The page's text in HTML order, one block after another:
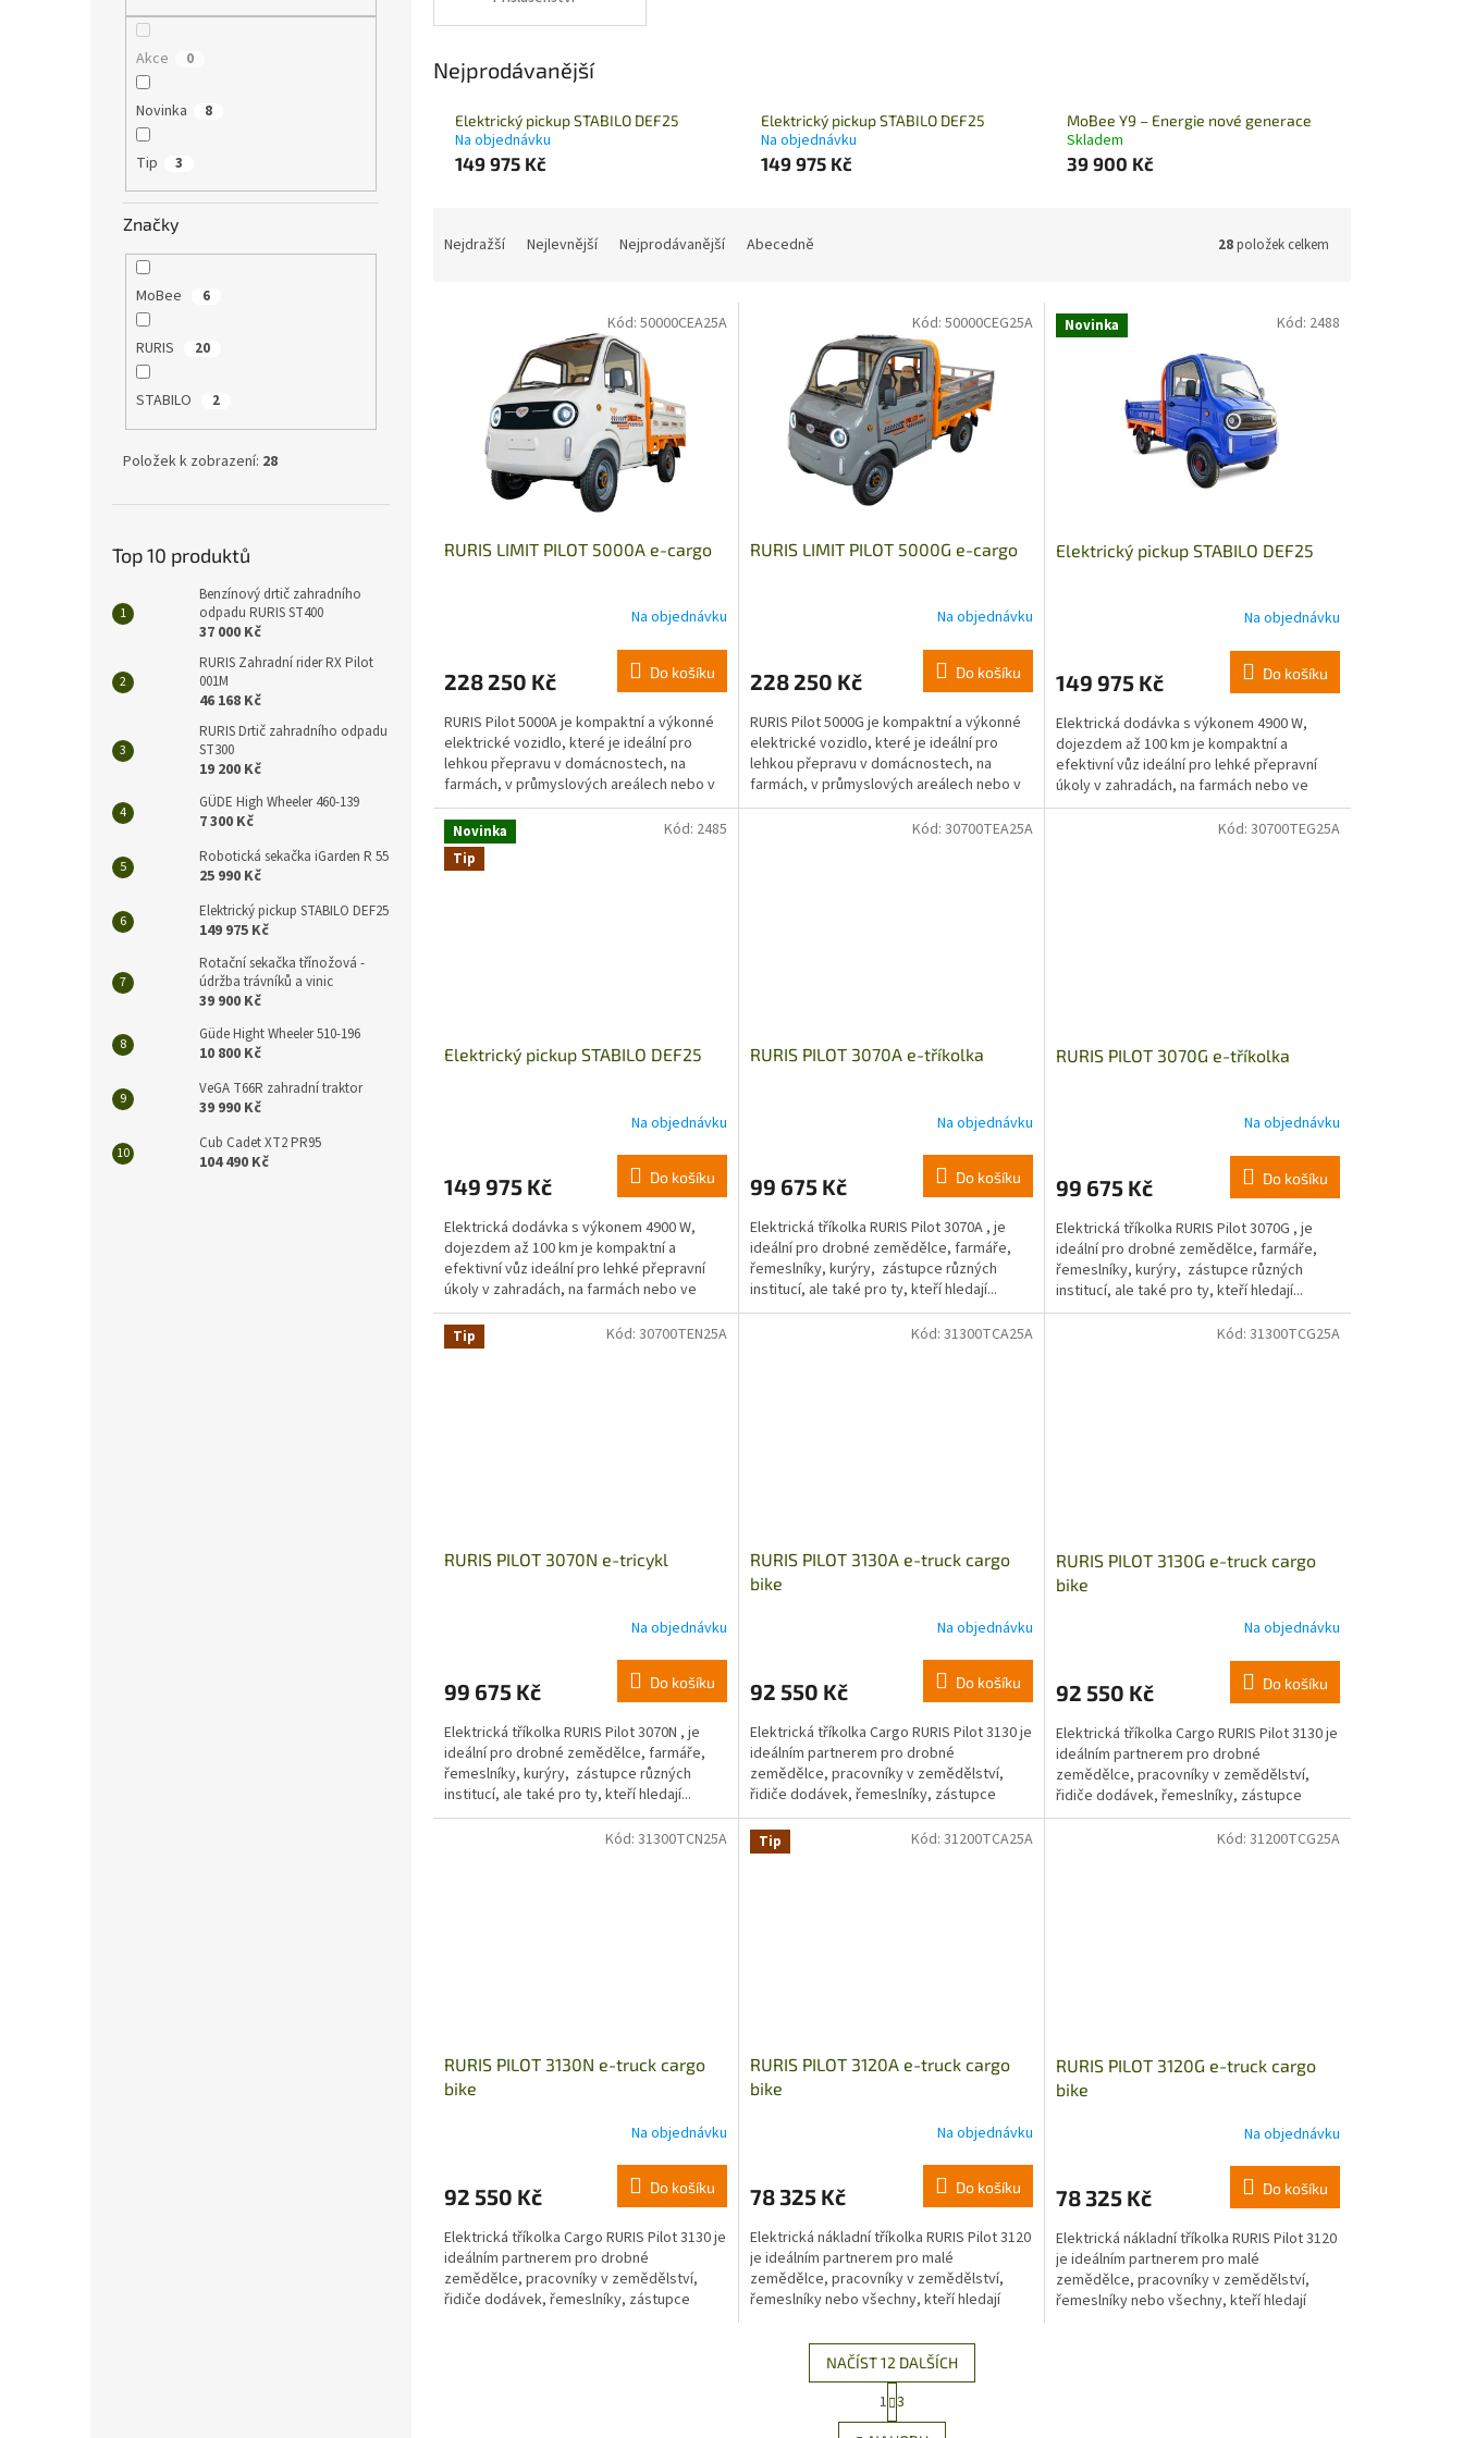
Akce 0
Novinka 8
Tip 3
Značky
MoBee 6
RURIS 20
STABILO 2
Položek k zobrazení: 28
Top 10 produktů
Benzínový drtič zahradního
odpadu RURIS ST400
37 000 Kč
RURIS Zahradní rider RX Pilot
001M
46 168 Kč
RURIS Drtič zahradního odpadu
ST300
19 200 Kč
GÜDE High Wheeler 460-139
7 300 Kč
Robotická sekačka iGarden R 55
25 990 Kč
Elektrický pickup STABILO DEF25
149 975 Kč
Rotační sekačka třínožová -
údržba trávníků a vinic
39 900 Kč
Güde Hight Wheeler 510-196
10 800 Kč
VeGA T66R zahradní traktor
39 990 Kč
Cub Cadet XT2 PR95
104 490 Kč
Nejprodávanější
Elektrický pickup STABILO DEF25
Na objednávku
149 975 Kč
Elektrický pickup STABILO DEF25
Na objednávku
149 975 Kč
MoBee Y9 – Energie nové generace
Skladem
39 900 Kč
Nejdražší Nejlevnější Nejprodávanější Abecedně 28položek celkem
RURIS LIMIT PILOT 5000A e-cargo
Na objednávku
228 250 Kč Do košíku
RURIS Pilot 5000A je kompaktní a výkonné
elektrické vozidlo, které je ideální pro
lehkou přepravu v domácnostech, na
farmách, v průmyslových areálech nebo v
úzkých městských...
Kód: 50000CEA25A
RURIS LIMIT PILOT 5000G e-cargo
Na objednávku
228 250 Kč Do košíku
RURIS Pilot 5000G je kompaktní a výkonné
elektrické vozidlo, které je ideální pro
lehkou přepravu v domácnostech, na
farmách, v průmyslových areálech nebo v
úzkých městských...
Kód: 50000CEG25A Novinka
Elektrický pickup STABILO DEF25
Na objednávku
149 975 Kč Do košíku
Elektrická dodávka s výkonem 4900 W,
dojezdem až 100 km je kompaktní a
efektivní vůz ideální pro lehké přepravní
úkoly v zahradách, na farmách nebo ve
stísněných podmínkách ve...
Kód: 2488
Novinka
Tip
Elektrický pickup STABILO DEF25
Na objednávku
149 975 Kč Do košíku
Elektrická dodávka s výkonem 4900 W,
dojezdem až 100 km je kompaktní a
efektivní vůz ideální pro lehké přepravní
úkoly v zahradách, na farmách nebo ve
stísněných podmínkách ve...
Kód: 2485
RURIS PILOT 3070A e-tříkolka
Na objednávku
99 675 Kč Do košíku
Elektrická tříkolka RURIS Pilot 3070A , je
ideální pro drobné zemědělce, farmáře,
řemeslníky, kurýry, zástupce různých
institucí, ale také pro ty, kteří hledají...
Kód: 30700TEA25A
RURIS PILOT 3070G e-tříkolka
Na objednávku
99 675 Kč Do košíku
Elektrická tříkolka RURIS Pilot 3070G , je
ideální pro drobné zemědělce, farmáře,
řemeslníky, kurýry, zástupce různých
institucí, ale také pro ty, kteří hledají...
Kód: 30700TEG25A
Tip
RURIS PILOT 3070N e-tricykl
Na objednávku
99 675 Kč Do košíku
Elektrická tříkolka RURIS Pilot 3070N , je
ideální pro drobné zemědělce, farmáře,
řemeslníky, kurýry, zástupce různých
institucí, ale také pro ty, kteří hledají...
Kód: 30700TEN25A
RURIS PILOT 3130A e-truck cargo
bike
Na objednávku
92 550 Kč Do košíku
Elektrická tříkolka Cargo RURIS Pilot 3130 je
ideálním partnerem pro drobné
zemědělce, pracovníky v zemědělství,
řidiče dodávek, řemeslníky, zástupce
různých institucí nebo...
Kód: 31300TCA25A
RURIS PILOT 3130G e-truck cargo
bike
Na objednávku
92 550 Kč Do košíku
Elektrická tříkolka Cargo RURIS Pilot 3130 je
ideálním partnerem pro drobné
zemědělce, pracovníky v zemědělství,
řidiče dodávek, řemeslníky, zástupce
různých institucí nebo...
Kód: 31300TCG25A
RURIS PILOT 3130N e-truck cargo
bike
Na objednávku
92 550 Kč Do košíku
Elektrická tříkolka Cargo RURIS Pilot 3130 je
ideálním partnerem pro drobné
zemědělce, pracovníky v zemědělství,
řidiče dodávek, řemeslníky, zástupce
Kód: 31300TCN25A Tip
RURIS PILOT 3120A e-truck cargo
bike
Na objednávku
78 325 Kč Do košíku
Elektrická nákladní tříkolka RURIS Pilot 3120
je ideálním partnerem pro malé
zemědělce, pracovníky v zemědělství,
řemeslníky nebo všechny, kteří hledají
Kód: 31200TCA25A
RURIS PILOT 3120G e-truck cargo
bike
Na objednávku
78 325 Kč Do košíku
Elektrická nákladní tříkolka RURIS Pilot 3120
je ideálním partnerem pro malé
zemědělce, pracovníky v zemědělství,
řemeslníky nebo všechny, kteří hledají
Kód: 31200TCG25A
O
v
NAČÍST 12 DALŠÍCH
t
r
1 3